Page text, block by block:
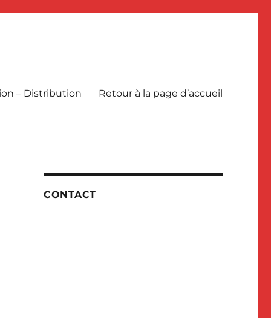
– Distribution Retour à la page d’accueil
CONTACT